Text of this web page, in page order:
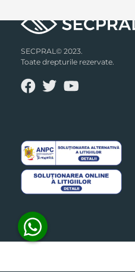
SECPRAL© 2023.
Toate drepturile rezervate.